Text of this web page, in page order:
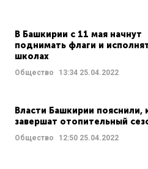
В Башкирии с 11 мая начнут
поднимать флаги и
школах
Общество 13:34 25.04.2022
Власти Башкирии пояснили,
завершат отопительный
Общество 12:50 25.04.2022